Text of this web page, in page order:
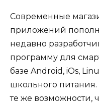
Современные
приложений
недавно
программу для
базе Android, iOs,
школьного питания.
те же возможности,